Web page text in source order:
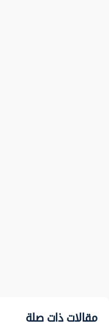
مقالات ذات صلة